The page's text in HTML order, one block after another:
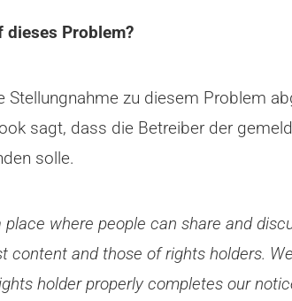
dieses Problem?
Stellungnahme zu diesem Problem
sagt, dass die Betreiber der
solle.
place where people can share and
content and those of rights holders.
holder properly completes our